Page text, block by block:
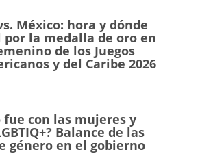
México: hora y dónde
la medalla de oro en
de los Juegos
y del Caribe 2026
fue con las mujeres y
Balance de las
género en el gobierno